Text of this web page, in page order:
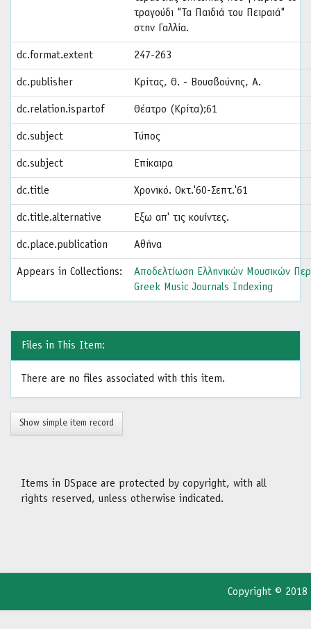
τραγούδι "Τα Παιδιά του Πειραιά"
στην Γαλλία.
dc.format.extent 247-263
dc.publisher Κρίτας, Θ. - Βουσβούνης, Α.
dc.relation.ispartof Θέατρο (Κρίτα);61
dc.subject Τύπος
dc.subject Επίκαιρα
dc.title Χρονικό. Οκτ.'60-Σεπτ.'61
dc.title.alternative Εξω απ' τις κουίντες.
dc.place.publication Αθήνα
Appears in Collections:
Αποδελτίωση Ελληνικών Μουσικών
Greek Music Journals Indexing
Files in This Item:
There are no files associated with this item.
Show simple item record
Items in DSpace are protected by copyright, with all
rights reserved, unless otherwise indicated.
Copyright © 2018